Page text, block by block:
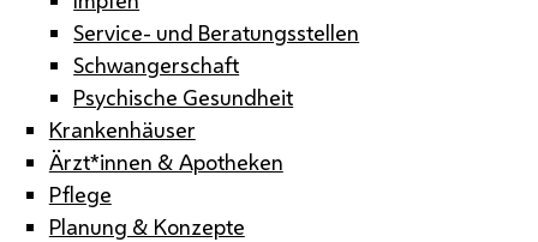
Service- und Beratungsstellen
Schwangerschaft
Psychische Gesundheit
Krankenhäuser
Ärzt*innen & Apotheken
Pflege
Planung & Konzepte